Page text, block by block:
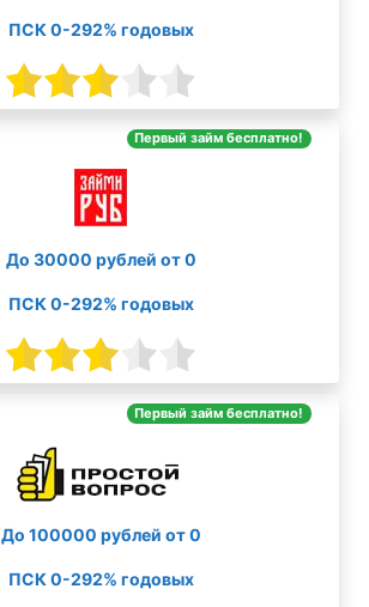
ПСК 0-292% годовых
Первый займ бесплатно!
До 30000 рублей от 0
ПСК 0-292% годовых
Первый займ бесплатно!
До 100000 рублей от 0
ПСК 0-292% годовых